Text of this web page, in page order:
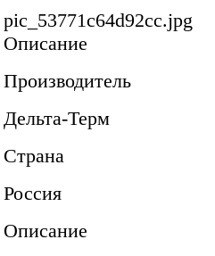
pic_53771c64d92cc.jpg
Описание
Производитель
Дельта-Терм
Страна
Россия
Описание